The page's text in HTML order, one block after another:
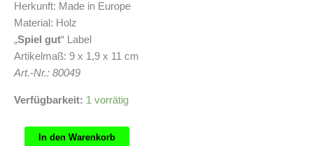
Herkunft: Made in Europe
Material: Holz
„Spiel gut“ Label
Artikelmaß: 9 x 1,9 x 11 cm
Art.-Nr.: 80049
Verfügbarkeit: 1 vorrätig
HOLZTIGER
In den Warenkorb